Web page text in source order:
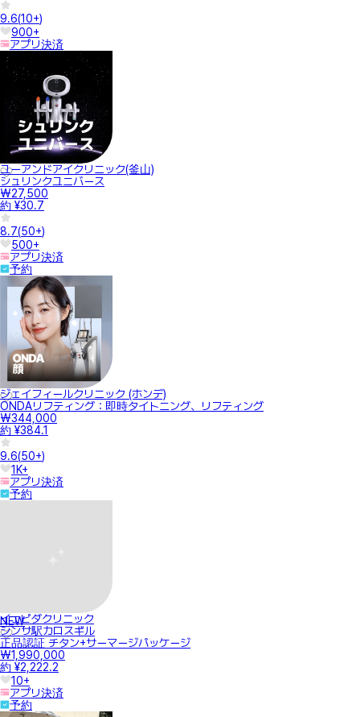
9.6(10+)
900+
アプリ決済
ユーアンドアイクリニック(釜山)
シュリンクユニバース
₩27,500
約 ¥30.7
8.7(50+)
500+
アプリ決済
予約
ジェイフィールクリニック (ホンデ)
ONDAリフティング：即時タイトニング、リフティング
₩344,000
約 ¥384.1
9.6(50+)
1K+
アプリ決済
予約
NEW
イェピダクリニック
シンサ駅カロスギル
正品認証 チタン+サーマージパッケージ
₩1,990,000
約 ¥2,222.2
10+
アプリ決済
予約